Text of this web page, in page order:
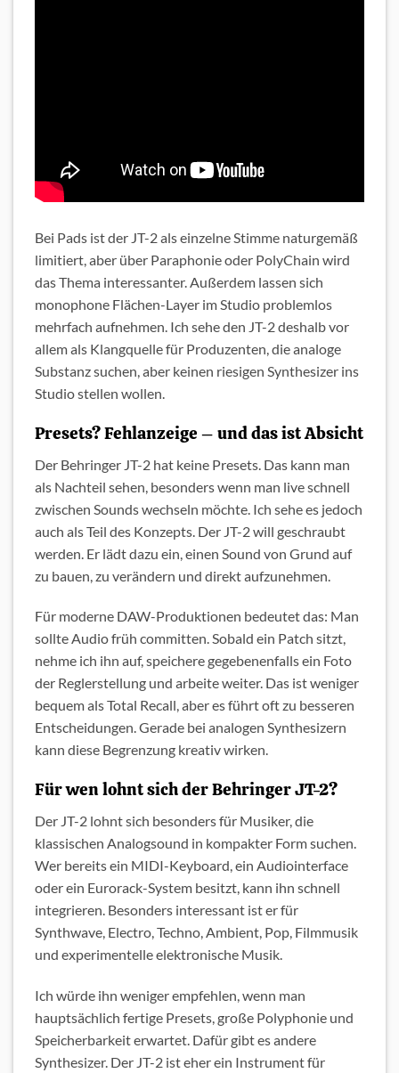
Bei Pads ist der JT-2 als einzelne Stimme naturgemäß
limitiert, aber über Paraphonie oder PolyChain wird
das Thema interessanter. Außerdem lassen sich
monophone Flächen-Layer im Studio problemlos
mehrfach aufnehmen. Ich sehe den JT-2 deshalb vor
allem als Klangquelle für Produzenten, die analoge
Substanz suchen, aber keinen riesigen Synthesizer ins
Studio stellen wollen.
Presets? Fehlanzeige – und das ist Absicht
Der Behringer JT-2 hat keine Presets. Das kann man
als Nachteil sehen, besonders wenn man live schnell
zwischen Sounds wechseln möchte. Ich sehe es jedoch
auch als Teil des Konzepts. Der JT-2 will geschraubt
werden. Er lädt dazu ein, einen Sound von Grund auf
zu bauen, zu verändern und direkt aufzunehmen.
Für moderne DAW-Produktionen bedeutet das: Man
sollte Audio früh committen. Sobald ein Patch sitzt,
nehme ich ihn auf, speichere gegebenenfalls ein Foto
der Reglerstellung und arbeite weiter. Das ist weniger
bequem als Total Recall, aber es führt oft zu besseren
Entscheidungen. Gerade bei analogen Synthesizern
kann diese Begrenzung kreativ wirken.
Für wen lohnt sich der Behringer JT-2?
Der JT-2 lohnt sich besonders für Musiker, die
klassischen Analogsound in kompakter Form suchen.
Wer bereits ein MIDI-Keyboard, ein Audiointerface
oder ein Eurorack-System besitzt, kann ihn schnell
integrieren. Besonders interessant ist er für
Synthwave, Electro, Techno, Ambient, Pop, Filmmusik
und experimentelle elektronische Musik.
Ich würde ihn weniger empfehlen, wenn man
hauptsächlich fertige Presets, große Polyphonie und
Speicherbarkeit erwartet. Dafür gibt es andere
Synthesizer. Der JT-2 ist eher ein Instrument für